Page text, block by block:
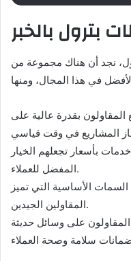
بالخبر
نجد أن هناك مجموعة من
المقاولون بقدرة عالية على
بأسعار تجعلهم الخيار
المفضل للعملاء.
السمات الأساسية التي تميز
المقاولين الجيدين.
على وسائل حديثة